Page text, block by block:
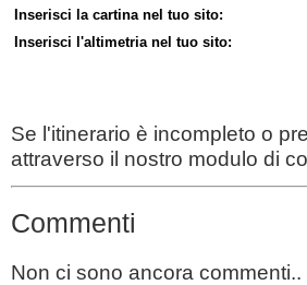
Inserisci la cartina nel tuo sito:
Inserisci l'altimetria nel tuo sito:
Se l'itinerario è incompleto o
attraverso il nostro modulo di
Commenti
Non ci sono ancora commenti..